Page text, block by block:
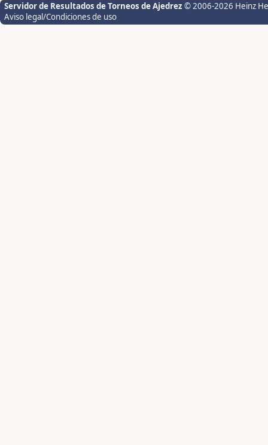
Servidor de Resultados de Torneos de Ajedrez © 2006-2026 Heinz
Aviso legal/Condiciones de uso